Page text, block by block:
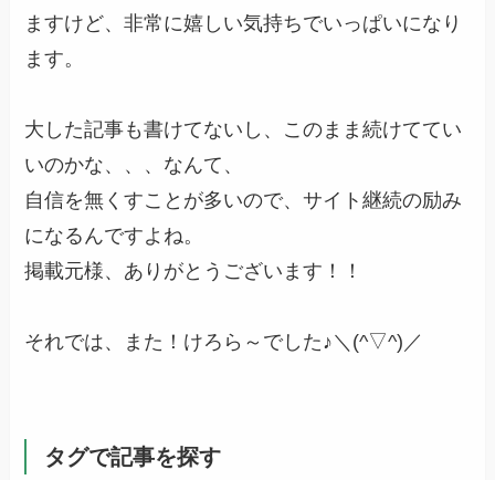
ますけど、非常に嬉しい気持ちでいっぱいになり
ます。
大した記事も書けてないし、このまま続けててい
いのかな、、、なんて、
自信を無くすことが多いので、サイト継続の励み
になるんですよね。
掲載元様、ありがとうございます！！
それでは、また！けろら～でした♪＼(^▽^)／
タグで記事を探す